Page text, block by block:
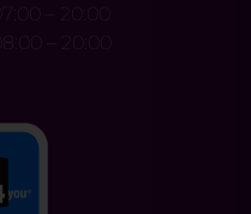
07:00 – 20:00
08:00 – 20:00